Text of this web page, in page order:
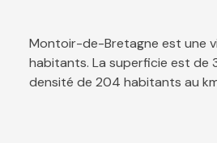
Montoir-de-Bretagne est une
habitants. La superficie est de
densité de 204 habitants au